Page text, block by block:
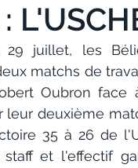
juillet, les
matchs de
Oubron
leur deuxième
35 à 26 de
et l'effectif